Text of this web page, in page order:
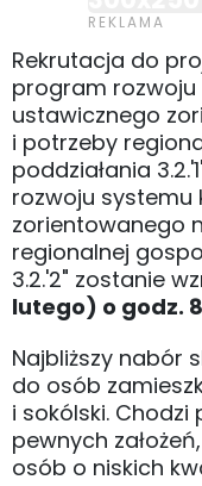
Rekrutacja do
program rozwoju
ustawicznego
i potrzeby
poddziałania
rozwoju systemu
zorientowanego
regionalnej
3.2.'2" zostanie
lutego) o godz.
Najbliższy nabór
do osób
i sokólski.
pewnych
osób o niskich